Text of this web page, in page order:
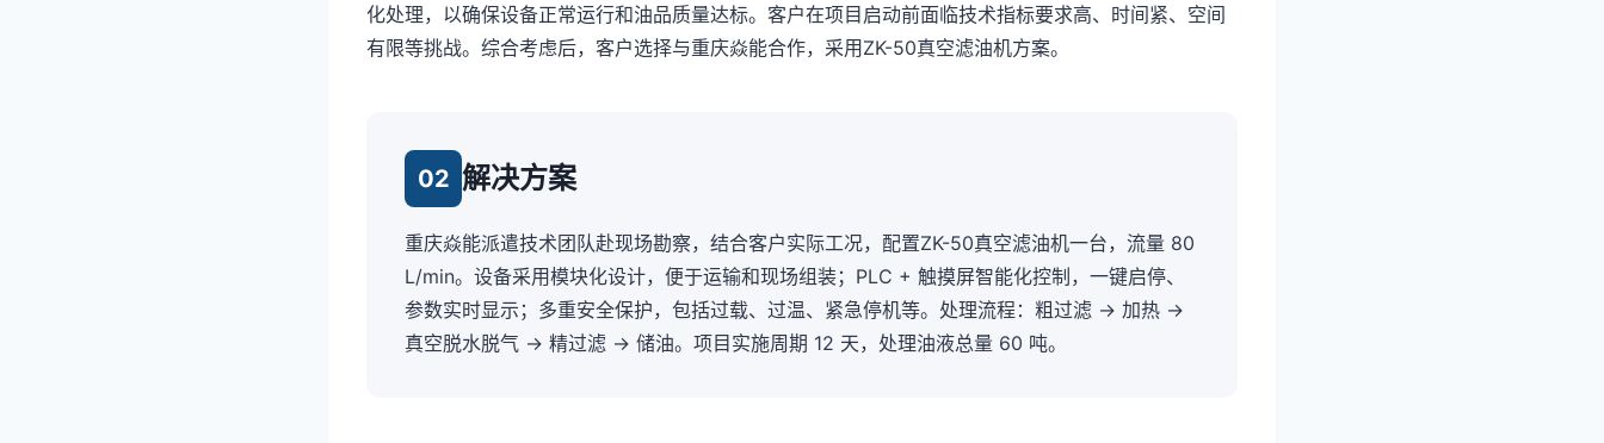
化处理，以确保设备正常运行和油品质量达标。客户在项目启动前面临技术指标要求高、时间紧、空间
有限等挑战。综合考虑后，客户选择与重庆焱能合作，采用ZK-50真空滤油机方案。
02 解决方案
重庆焱能派遣技术团队赴现场勘察，结合客户实际工况，配置ZK-50真空滤油机一台，流量 80
L/min。设备采用模块化设计，便于运输和现场组装；PLC + 触摸屏智能化控制，一键启停、
参数实时显示；多重安全保护，包括过载、过温、紧急停机等。处理流程：粗过滤 → 加热 →
真空脱水脱气 → 精过滤 → 储油。项目实施周期 12 天，处理油液总量 60 吨。